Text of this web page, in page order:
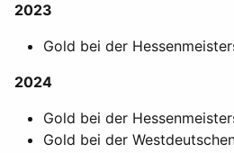
2023
Gold bei der
2024
Gold bei der
Gold bei der